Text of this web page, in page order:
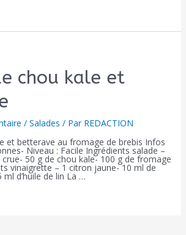
chou kale et
/ Salades / Par REDACTION
et betterave au fromage de brebis Infos
Niveau : Facile Ingrédients salade –
50 g de chou kale- 100 g de fromage
vinaigrette – 1 citron jaune- 10 ml de
d’huile de lin La …